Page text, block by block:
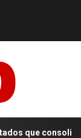
consolidan un